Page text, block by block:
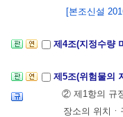
[본조신설
제4조(지정수량
제5조(위험물의
② 제1항의 규
장소의 위치